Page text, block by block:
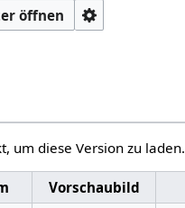
öffnen
um diese Version zu laden.
Vorschaubild